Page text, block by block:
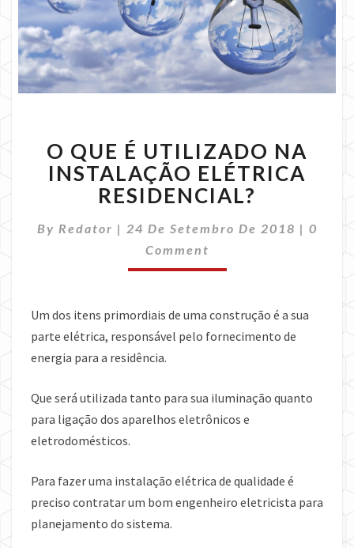
É
UTILIZADO
NA
ELÉTRICA
RESIDENCIAL?
O QUE É UTILIZADO NA
INSTALAÇÃO ELÉTRICA
RESIDENCIAL?
By Redator | 24 De Setembro De 2018 | 0
Comment
Um dos itens primordiais de uma construção é a sua
parte elétrica, responsável pelo fornecimento de
energia para a residência.
Que será utilizada tanto para sua iluminação quanto
para ligação dos aparelhos eletrônicos e
eletrodomésticos.
Para fazer uma instalação elétrica de qualidade é
preciso contratar um bom engenheiro eletricista para
planejamento do sistema.